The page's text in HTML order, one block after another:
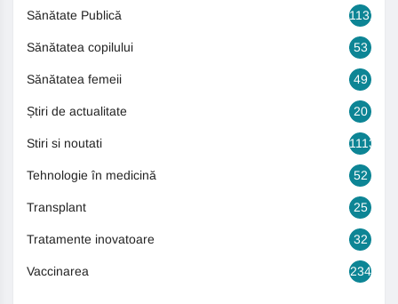
Sănătate Publică 1131
Sănătatea copilului 53
Sănătatea femeii 49
Știri de actualitate 20
Stiri si noutati 1113
Tehnologie în medicină 52
Transplant 25
Tratamente inovatoare 32
Vaccinarea 234